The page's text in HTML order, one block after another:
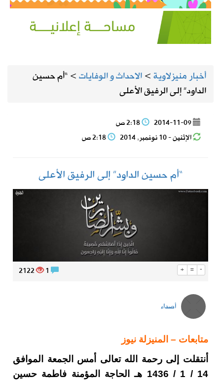
أخبار منيزلاوية>الاحداث و الوفايات>“أم حسين
الداود” إلى الرفيق الأعلى
2014-11-09
الإثنين - 10 نوفمبر, 2014
“أم حسين الداود” إلى الرفيق الأعلى
+ = -
2122
أصداء
متابعات – المنيزلة نيوز
أنتقلت إلى رحمة الله تعالى أمس الجمعة الموافق
14 / 1 / 1436 هـ الحاجة المؤمنة فاطمة حسين